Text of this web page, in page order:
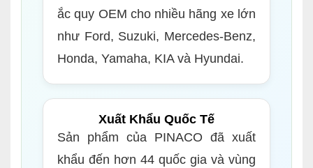
ắc quy OEM cho nhiều hãng xe lớn
như Ford, Suzuki, Mercedes-Benz,
Honda, Yamaha, KIA và Hyundai.
Xuất Khẩu Quốc Tế
Sản phẩm của PINACO đã xuất
khẩu đến hơn 44 quốc gia và vùng